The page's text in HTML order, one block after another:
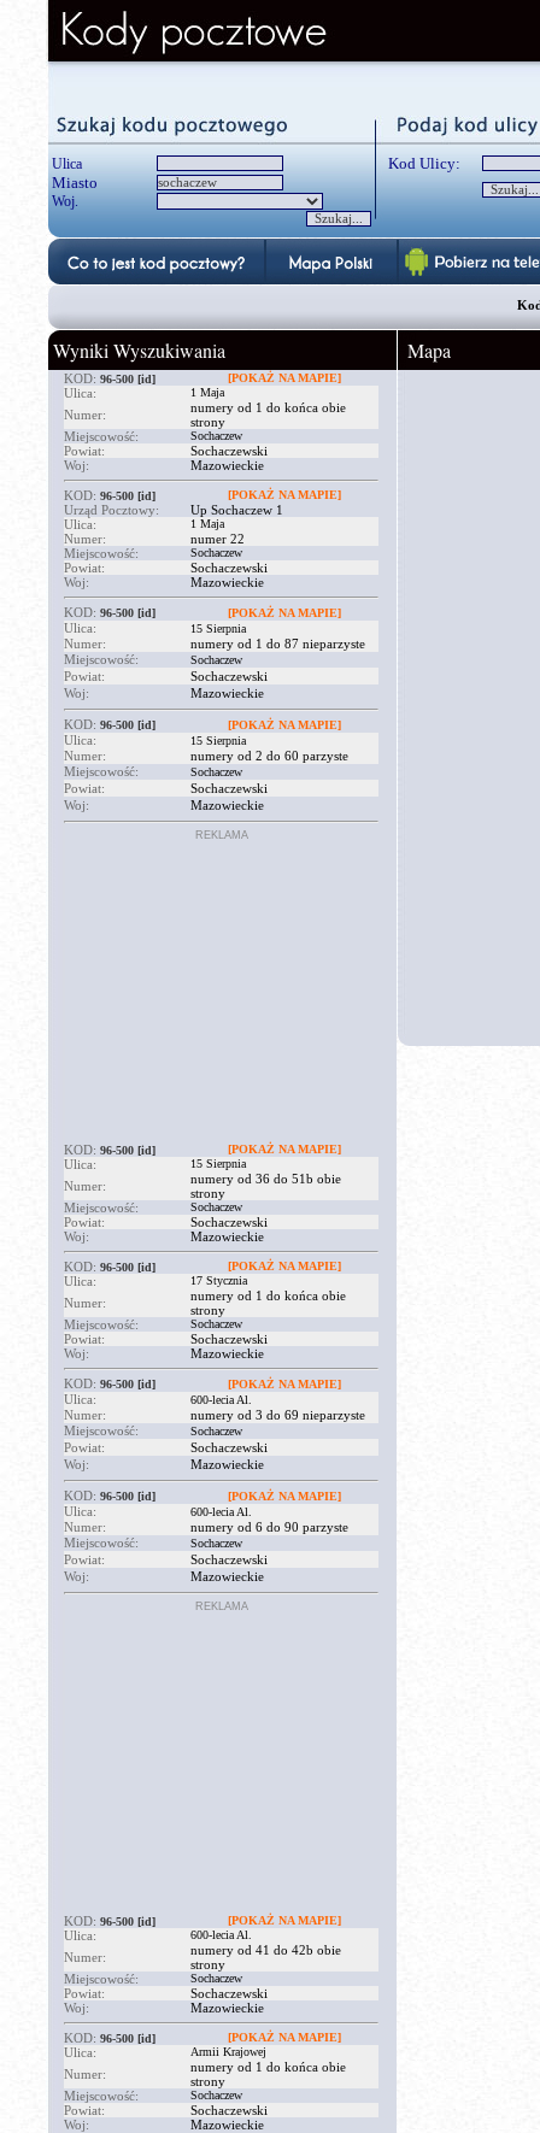
Ulica
Miasto
Woj.
Kod Ulicy:
Wyniki Wyszukiwania
KOD: 96-500 [id] [POKAŻ NA MAPIE]
Ulica: 1 Maja
Numer:
numery od 1 do końca obie
strony
Miejscowość:
Sochaczew
Powiat:
Sochaczewski
Woj:
Mazowieckie
KOD: 96-500 [id] [POKAŻ NA MAPIE]
Urząd Pocztowy:
Up Sochaczew 1
Ulica:
1 Maja
Numer:
numer 22
Miejscowość:
Sochaczew
Powiat:
Sochaczewski
Woj:
Mazowieckie
KOD: 96-500 [id] [POKAŻ NA MAPIE]
Ulica: 15 Sierpnia
Numer:
numery od 1 do 87 nieparzyste
Miejscowość:
Sochaczew
Powiat:
Sochaczewski
Woj:
Mazowieckie
KOD: 96-500 [id] [POKAŻ NA MAPIE]
Ulica: 15 Sierpnia
Numer:
numery od 2 do 60 parzyste
Miejscowość:
Sochaczew
Powiat:
Sochaczewski
Woj:
Mazowieckie
REKLAMA
KOD: 96-500 [id] [POKAŻ NA MAPIE]
Ulica: 15 Sierpnia
Numer:
numery od 36 do 51b obie
strony
Miejscowość:
Sochaczew
Powiat:
Sochaczewski
Woj:
Mazowieckie
KOD: 96-500 [id] [POKAŻ NA MAPIE]
Ulica: 17 Stycznia
Numer:
numery od 1 do końca obie
strony
Miejscowość:
Sochaczew
Powiat:
Sochaczewski
Woj:
Mazowieckie
KOD: 96-500 [id] [POKAŻ NA MAPIE]
Ulica: 600-lecia Al.
Numer:
numery od 3 do 69 nieparzyste
Miejscowość:
Sochaczew
Powiat:
Sochaczewski
Woj:
Mazowieckie
KOD: 96-500 [id] [POKAŻ NA MAPIE]
Ulica: 600-lecia Al.
Numer:
numery od 6 do 90 parzyste
Miejscowość:
Sochaczew
Powiat:
Sochaczewski
Woj:
Mazowieckie
REKLAMA
KOD: 96-500 [id] [POKAŻ NA MAPIE]
Ulica: 600-lecia Al.
Numer:
numery od 41 do 42b obie
strony
Miejscowość:
Sochaczew
Powiat:
Sochaczewski
Woj:
Mazowieckie
KOD: 96-500 [id] [POKAŻ NA MAPIE]
Ulica: Armii Krajowej
Numer:
numery od 1 do końca obie
strony
Miejscowość:
Sochaczew
Powiat:
Sochaczewski
Woj:
Mazowieckie
Mapa